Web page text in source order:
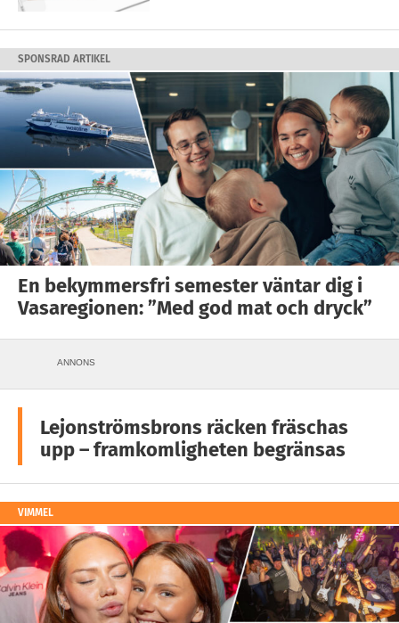
SPONSRAD ARTIKEL
En bekymmersfri semester väntar dig i
Vasaregionen: ”Med god mat och dryck”
ANNONS
Lejonströmsbrons räcken fräschas
upp – framkomligheten begränsas
VIMMEL